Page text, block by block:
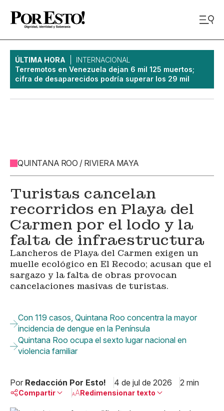
ÚLTIMA HORA
INTERNACIONAL
Terremotos en Venezuela dejan 6 mil 125 muertos;
cifra de desaparecidos podría superar los 29 mil
QUINTANA ROO / RIVIERA MAYA
Turistas cancelan
recorridos en Playa del
Carmen por el lodo y la
falta de infraestructura
Lancheros de Playa del Carmen exigen un
muelle ecológico en El Recodo; acusan que el
sargazo y la falta de obras provocan
cancelaciones masivas de turistas.
Con 119 casos, Quintana Roo concentra la mayor
incidencia de dengue en la Península
Quintana Roo ocupa el sexto lugar nacional en
violencia familiar
Por Redacción Por Esto! 4 de jul de 2026 2 min
Compartir Redimensionar texto